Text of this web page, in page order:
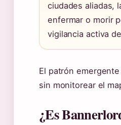
ciudades aliadas,
enfermar o morir
vigilancia activa
El patrón
sin monitorear el
¿Es